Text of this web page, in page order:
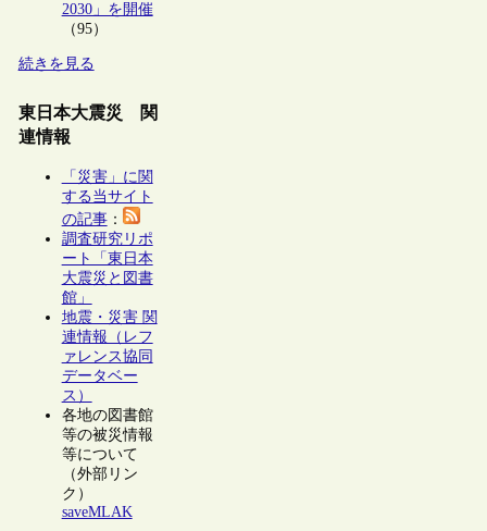
2030」を開催
（95）
続きを見る
東日本大震災 関
連情報
「災害」に関
する当サイト
の記事：
調査研究リポ
ート「東日本
大震災と図書
館」
地震・災害 関
連情報（レフ
ァレンス協同
データベー
ス）
各地の図書館
等の被災情報
等について
（外部リン
ク）
saveMLAK